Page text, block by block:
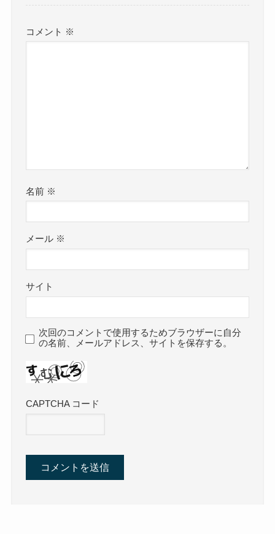
コメント ※
名前 ※
メール ※
サイト
次回のコメントで使用するためブラウザーに自分
の名前、メールアドレス、サイトを保存する。
CAPTCHA コード